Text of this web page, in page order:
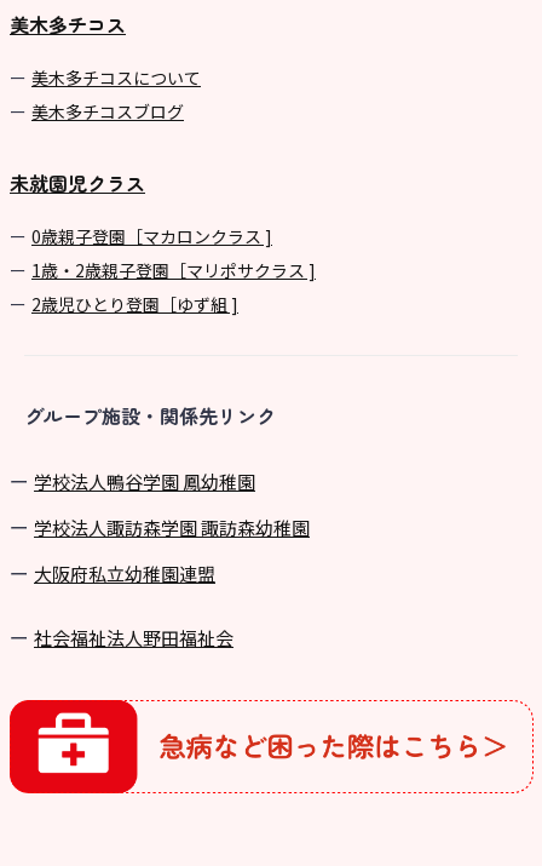
美木多チコス
美⽊多チコスについて
美⽊多チコスブログ
未就園児クラス
0歳親子登園［マカロンクラス ]
1歳・2歳親子登園［マリポサクラス ]
2歳児ひとり登園［ゆず組 ]
グループ施設・関係先リンク
学校法⼈鴨⾕学園 鳳幼稚園
学校法⼈諏訪森学園 諏訪森幼稚園
⼤阪府私⽴幼稚園連盟
社会福祉法人野田福祉会